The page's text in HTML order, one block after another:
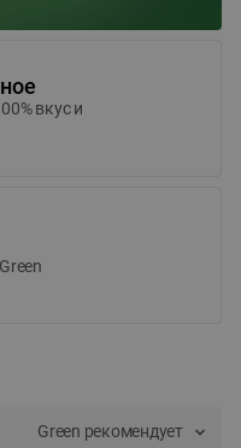
вкус и
Green рекомендует